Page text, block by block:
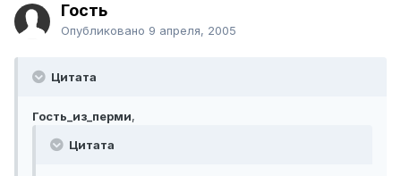
Гость
Опубликовано 9 апреля, 2005
Цитата
Гость_из_перми,
Цитата